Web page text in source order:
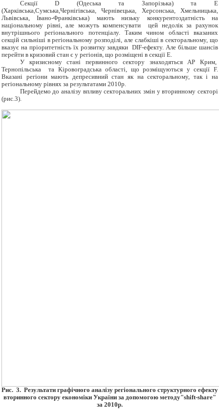
Секції D (Одеська та Запорізька) та E
(Харківська,Сумська,Чернігівська, Чернівецька, Херсонська, Хмельницька,
Львівська, Івано-Франківська) мають низьку конкурентоздатність на
національному рівні, але можуть компенсувати цей недолік за рахунок
внутрішнього регіонального потенціалу. Таким чином області вказаних
секцій сильніші в регіональному розподілі, але слабкіші в секторальному, що
вказує на пріоритетність їх розвитку завдяки DIF-ефекту. Але більше шансів
перейти в кризовий стан є у регіонів, що розміщені в секції Е.
У кризисному стані первинного сектору знаходяться АР Крим,
Тернопільська та Кіровоградська області, що розміщуються у секції F.
Вказані регіони мають депресивний стан як на секторальному, так і на
регіональному рівнях за результатами 2010р.
Перейдемо до аналізу впливу секторальних змін у вторинному секторі
(рис.3).
Рис. 3. Результати графічного аналізу регіонального структурного ефекту
вторинного сектору економіки України за допомогою методу"shift-share"
за 2010р.